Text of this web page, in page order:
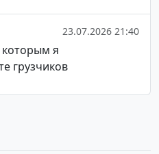
23.07.2026 21:40
я
грузчиков